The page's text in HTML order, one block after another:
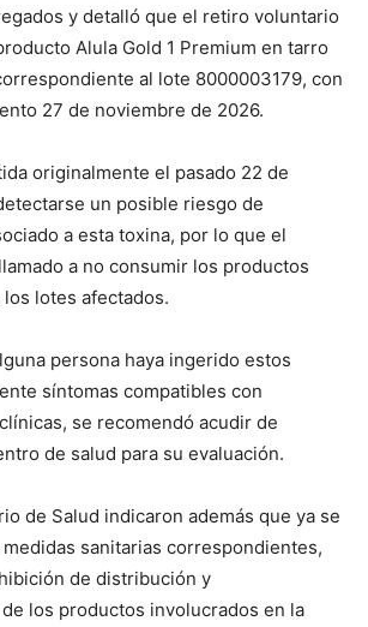
y detalló que el retiro voluntario
Alula Gold 1 Premium en tarro
al lote 8000003179, con
27 de noviembre de 2026.
originalmente el pasado 22 de
un posible riesgo de
a esta toxina, por lo que el
a no consumir los productos
lotes afectados.
persona haya ingerido estos
síntomas compatibles con
se recomendó acudir de
de salud para su evaluación.
de Salud indicaron además que ya se
sanitarias correspondientes,
de distribución y
los productos involucrados en la